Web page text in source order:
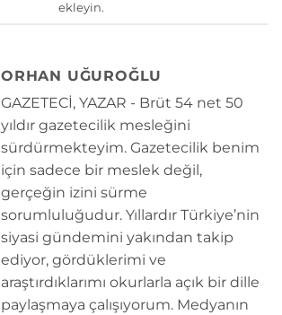
ekleyin.
ORHAN UĞUROĞLU
GAZETECİ, YAZAR - Brüt 54 net 50
yıldır gazetecilik mesleğini
sürdürmekteyim. Gazetecilik benim
için sadece bir meslek değil,
gerçeğin izini sürme
sorumluluğudur. Yıllardır Türkiye’nin
siyasi gündemini yakından takip
ediyor, gördüklerimi ve
araştırdıklarımı okurlarla açık bir dille
paylaşmaya çalışıyorum. Medyanın